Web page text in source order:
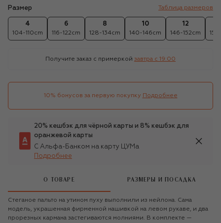
Размер Таблица размеров
4
104-110cm
6
116-122cm
8
128-134cm
10
140-146cm
12
146-152cm
Получите заказ с примеркой завтра c 19:00
10% бонусов за первую покупку Подробнее
20% кешбэк для чёрной карты и 8% кешбэк для
оранжевой карты
С Альфа-Банком на карту ЦУМа
Подробнее
О ТОВАРЕ РАЗМЕРЫ И ПОСАДКА
Стеганое пальто на утином пуху выполнили из нейлона. Сама
модель, украшенная фирменной нашивкой на левом рукаве, и два
прорезных кармана застегиваются молниями. В комплекте —